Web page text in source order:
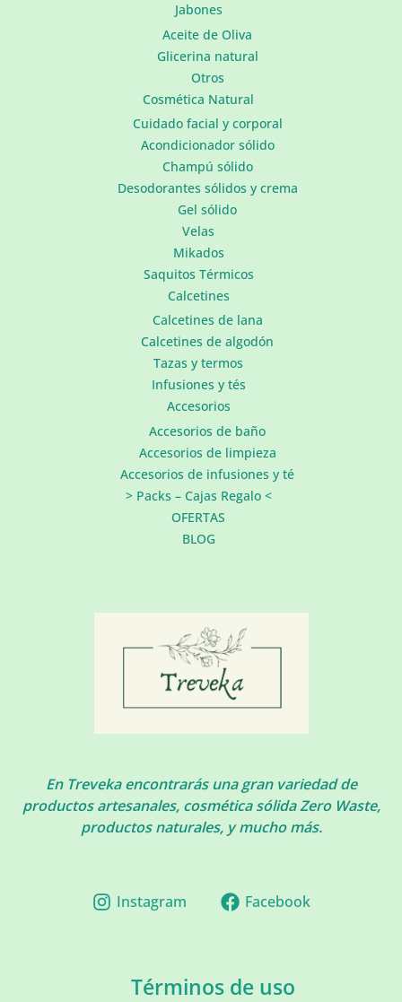
Jabones
Aceite de Oliva
Glicerina natural
Otros
Cosmética Natural
Cuidado facial y corporal
Acondicionador sólido
Champú sólido
Desodorantes sólidos y crema
Gel sólido
Velas
Mikados
Saquitos Térmicos
Calcetines
Calcetines de lana
Calcetines de algodón
Tazas y termos
Infusiones y tés
Accesorios
Accesorios de baño
Accesorios de limpieza
Accesorios de infusiones y té
> Packs – Cajas Regalo <
OFERTAS
BLOG
En Treveka encontrarás una gran variedad de
productos artesanales, cosmética sólida Zero Waste,
productos naturales, y mucho más.
Instagram Facebook
Términos de uso